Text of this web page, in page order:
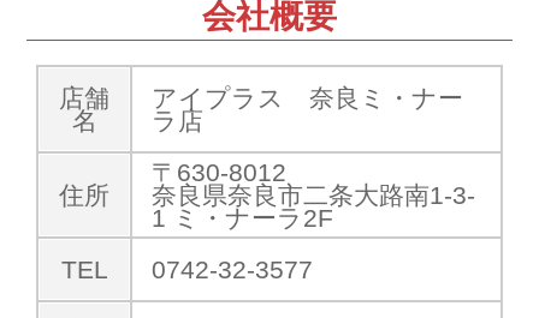
会社概要
店舗
名
アイプラス 奈良ミ・ナー
ラ店
住所
〒630-8012
奈良県奈良市二条大路南1-3-
1 ミ・ナーラ2F
TEL
0742-32-3577